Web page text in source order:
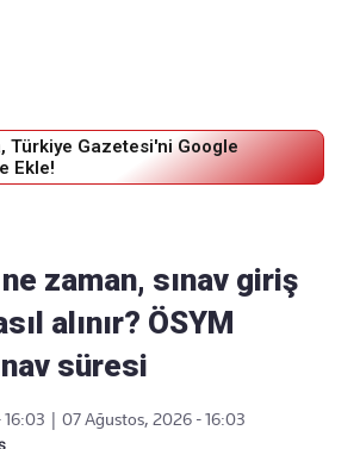
Türkiye Gazetesi'ni Google
Ekle!
zaman, sınav giriş
alınır? ÖSYM
süresi
07 Ağustos, 2026 - 16:03